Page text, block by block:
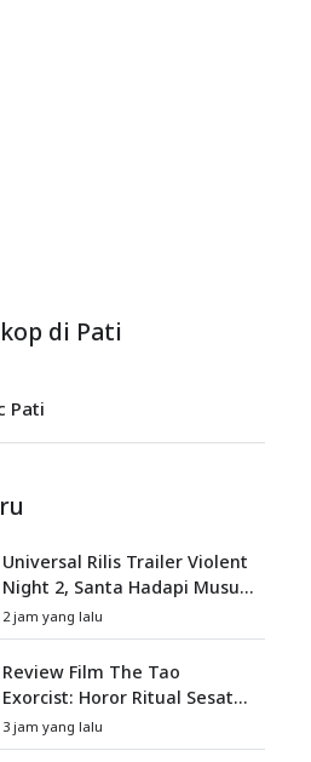
di Pati
Pati
Universal Rilis Trailer Violent
Night 2, Santa Hadapi Musuh
Baru
2 jam yang lalu
Review Film The Tao
Exorcist: Horor Ritual Sesat
Taiwan yang Penuh Misteri
dan Teror Psikologis
3 jam yang lalu